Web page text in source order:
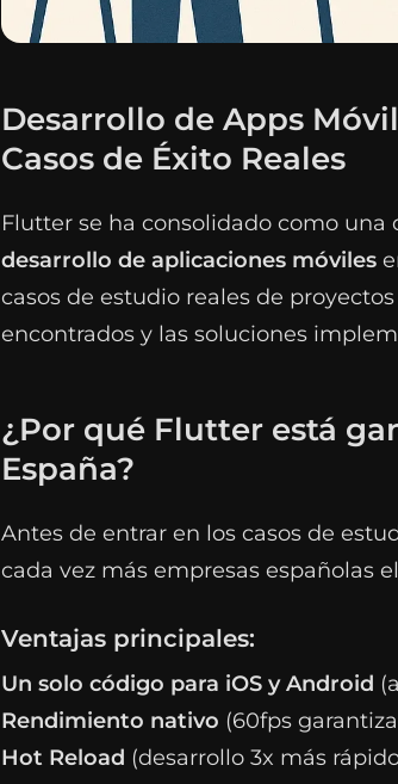
Desarrollo de Apps
Casos de Éxito Reales
Flutter se ha consolidado como una
desarrollo de aplicaciones móviles
casos de estudio reales de
encontrados y las soluciones
¿Por qué Flutter está
España?
Antes de entrar en los casos de
cada vez más empresas españolas
Ventajas principales:
Un solo código para iOS y Android
Rendimiento nativo (60fps
Hot Reload (desarrollo 3x más